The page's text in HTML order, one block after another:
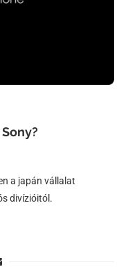
a japán vállalat
divízióitól.